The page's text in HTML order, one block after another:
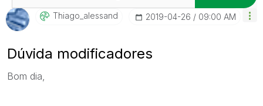
Thiago_alessand ‎2019-04-26 09:00 AM
Dúvida modificadores
Bom dia,